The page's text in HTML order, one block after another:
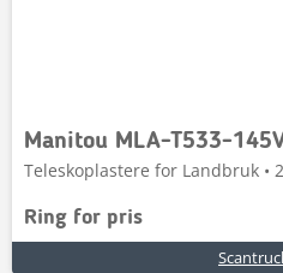
Manitou MLA-T533-
Teleskoplastere for Landbruk •
Ring for pris